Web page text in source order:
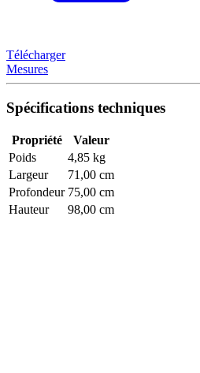
Télécharger
Mesures
Spécifications techniques
Propriété
Valeur
Poids
4,85 kg
Largeur
71,00 cm
Profondeur 75,00 cm
Hauteur
98,00 cm